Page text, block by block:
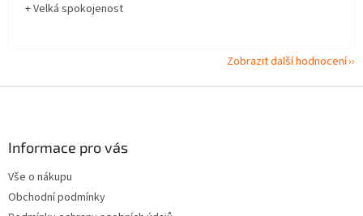
+ Velká spokojenost
Zobrazit další hodnocení
Informace pro vás
Vše o nákupu
Obchodní podmínky